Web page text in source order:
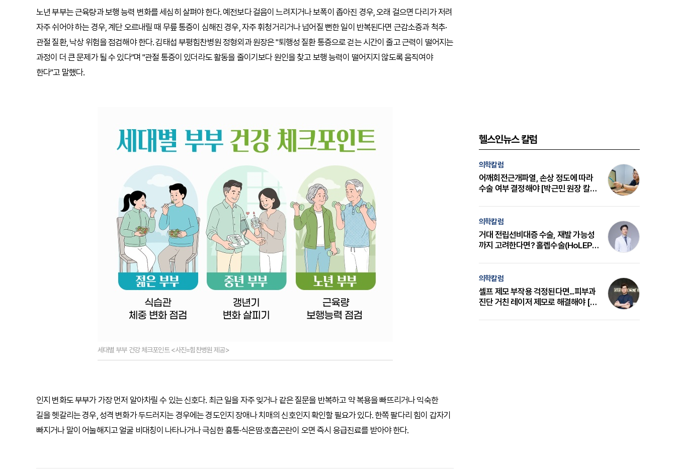
노년 부부는 근육량과 보행 능력 변화를 세심히 살펴야 한다. 예전보다 걸음이 느려지거나 보폭이 좁아진 경우, 오래 걸으면 다리가 저려
자주 쉬어야 하는 경우, 계단 오르내릴 때 무릎 통증이 심해진 경우, 자주 휘청거리거나 넘어질 뻔한 일이 반복된다면 근감소증과 척추·
관절 질환, 낙상 위험을 점검해야 한다. 김태섭 부평힘찬병원 정형외과 원장은 "퇴행성 질환 통증으로 걷는 시간이 줄고 근력이 떨어지는
과정이 더 큰 문제가 될 수 있다"며 "관절 통증이 있더라도 활동을 줄이기보다 원인을 찾고 보행 능력이 떨어지지 않도록 움직여야
한다"고 말했다.
세대별 부부 건강 체크포인트 <사진=힘찬병원 제공>
인지 변화도 부부가 가장 먼저 알아차릴 수 있는 신호다. 최근 일을 자주 잊거나 같은 질문을 반복하고 약 복용을 빠뜨리거나 익숙한
길을 헷갈리는 경우, 성격 변화가 두드러지는 경우에는 경도인지 장애나 치매의 신호인지 확인할 필요가 있다. 한쪽 팔다리 힘이 갑자기
빠지거나 말이 어눌해지고 얼굴 비대칭이 나타나거나 극심한 흉통·식은땀·호흡곤란이 오면 즉시 응급진료를 받아야 한다.
헬스인뉴스 칼럼
의학칼럼
어깨회전근개파열, 손상 정도에 따라
수술 여부 결정해야 [박근민 원장 칼
의학칼럼
거대 전립선비대증 수술, 재발 가능성
까지 고려한다면? 홀렙수술(HoLEP)
의학칼럼
셀프 제모 부작용 걱정된다면...피부과
진단 거친 레이저 제모로 해결해야 [변